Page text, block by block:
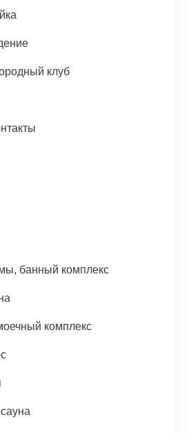
клуб
банный комплекс
комплекс